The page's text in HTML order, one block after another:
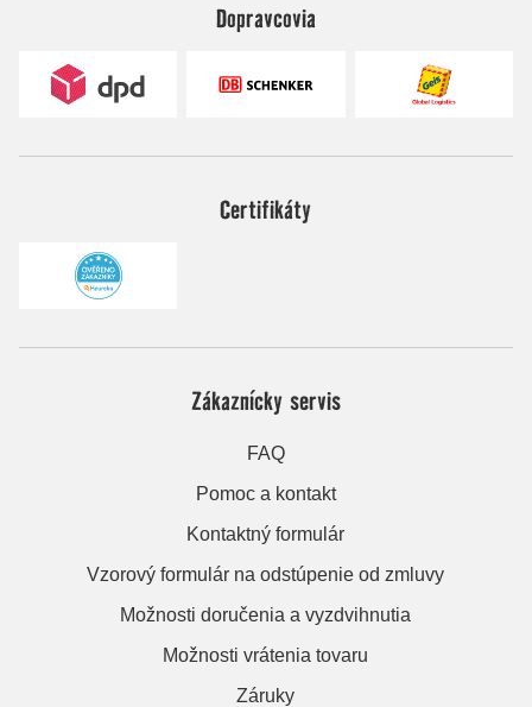
Dopravcovia
Certifikáty
Zákaznícky servis
FAQ
Pomoc a kontakt
Kontaktný formulár
Vzorový formulár na odstúpenie od zmluvy
Možnosti doručenia a vyzdvihnutia
Možnosti vrátenia tovaru
Záruky